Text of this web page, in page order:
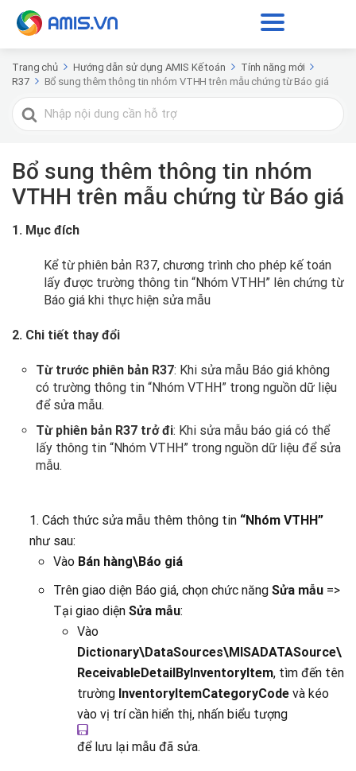
Trang chủ Hướng dẫn sử dụng AMIS Kế toán
Tính năng mới
R37
Bổ sung thêm thông tin nhóm VTHH trên mẫu chứng từ Báo giá
Tìm
kiếm
Bổ sung thêm thông tin nhóm
VTHH trên mẫu chứng từ Báo giá
1. Mục đích
Kể từ phiên bản R37, chương trình cho phép kế toán
lấy được trường thông tin “Nhóm VTHH” lên chứng từ
Báo giá khi thực hiện sửa mẫu
2. Chi tiết thay đổi
Từ trước phiên bản R37: Khi sửa mẫu Báo giá không
có trường thông tin “Nhóm VTHH” trong nguồn dữ liệu
để sửa mẫu.
Từ phiên bản R37 trở đi: Khi sửa mẫu báo giá có thể
lấy thông tin “Nhóm VTHH” trong nguồn dữ liệu để sửa
mẫu.
1. Cách thức sửa mẫu thêm thông tin “Nhóm VTHH”
như sau:
Vào Bán hàng\Báo giá
Trên giao diện Báo giá, chọn chức năng Sửa mẫu =>
Tại giao diện Sửa mẫu:
Vào
Dictionary\DataSources\MISADATASource\
ReceivableDetailByInventoryItem, tìm đến tên
trường InventoryItemCategoryCode và kéo
vào vị trí cần hiển thị, nhấn biểu tượng
để lưu lại mẫu đã sửa.